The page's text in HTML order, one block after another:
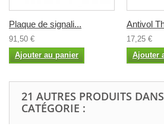
Plaque de signali...
91,50 €
Ajouter au panier
Antivol
17,25 €
Ajouter
21 AUTRES PRODUITS
CATÉGORIE :